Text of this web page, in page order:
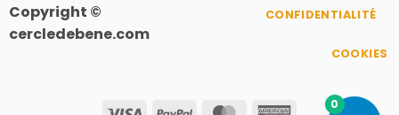
Copyright ©
cercledebene.com
CONFIDENTIALITÉ
COOKIES
0